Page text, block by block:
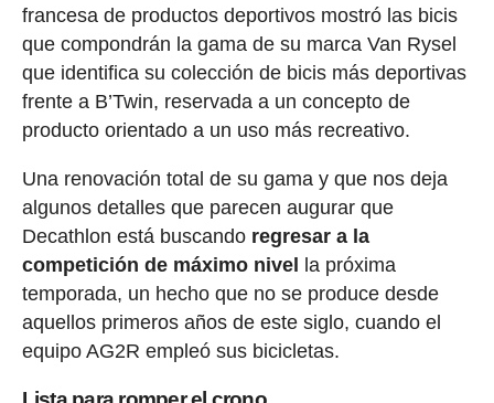
francesa de productos deportivos mostró las bicis
que compondrán la gama de su marca Van Rysel
que identifica su colección de bicis más deportivas
frente a B’Twin, reservada a un concepto de
producto orientado a un uso más recreativo.
Una renovación total de su gama y que nos deja
algunos detalles que parecen augurar que
Decathlon está buscando regresar a la
competición de máximo nivel
la próxima
temporada, un hecho que no se produce desde
aquellos primeros años de este siglo, cuando el
equipo AG2R empleó sus bicicletas.